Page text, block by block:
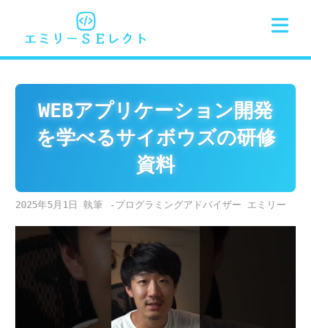
content
WEBアプリケーション開発
を学べるサイボウズの研修
資料
2025年5月1日 -プログラミングアドバイザー エミリー